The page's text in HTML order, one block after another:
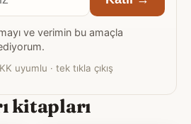
ve verimin bu amaçla
uyumlu · tek tıkla çıkış
kitapları